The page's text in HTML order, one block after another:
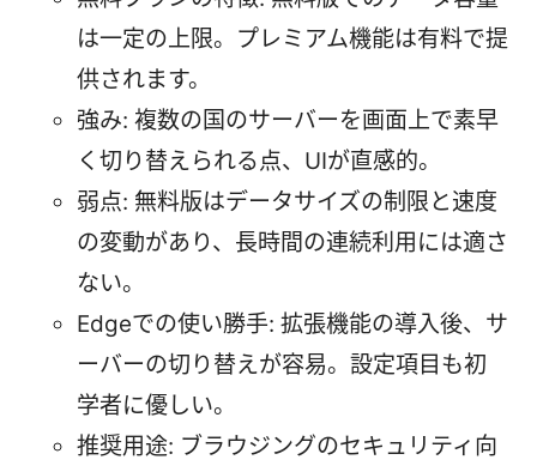
は一定の上限。プレミアム機能は有料で提
供されます。
強み: 複数の国のサーバーを画面上で素早
く切り替えられる点、UIが直感的。
弱点: 無料版はデータサイズの制限と速度
の変動があり、長時間の連続利用には適さ
ない。
Edgeでの使い勝手: 拡張機能の導入後、サ
ーバーの切り替えが容易。設定項目も初
学者に優しい。
推奨用途: ブラウジングのセキュリティ向